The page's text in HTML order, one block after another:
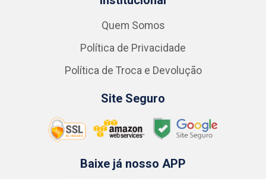
Quem Somos
Política de Privacidade
Política de Troca e Devolução
Site Seguro
Baixe já nosso APP